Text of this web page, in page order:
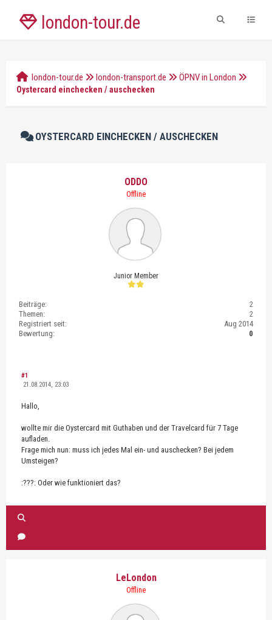
london-tour.de
london-tour.de london-transport.de ÖPNV in London
Oystercard einchecken / auschecken
OYSTERCARD EINCHECKEN / AUSCHECKEN
ODDO
Offline
Junior Member
Beiträge:
2
Themen:
2
Registriert seit:
Aug 2014
Bewertung:
0
#1
21.08.2014, 23:03
Hallo,
wollte mir die Oystercard mit Guthaben und der Travelcard für 7 Tage
aufladen.
Frage mich nun: muss ich jedes Mal ein- und auschecken? Bei jedem
Umsteigen?
:???: Oder wie funktioniert das?
LeLondon
Offline